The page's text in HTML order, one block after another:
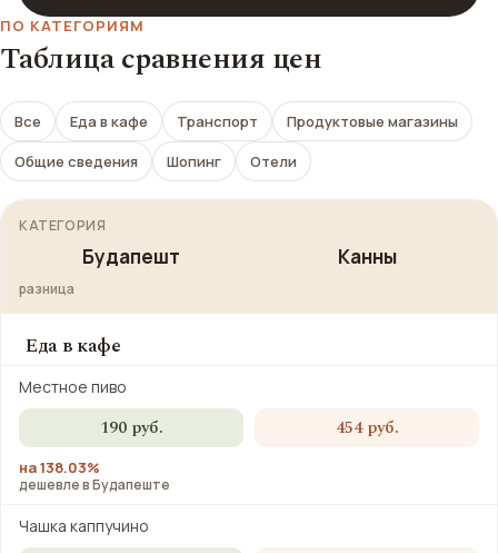
ПО КАТЕГОРИЯМ
Таблица сравнения цен
Все Еда в кафе Транспорт
Продуктовые магазины
Общие сведения
Шопинг Отели
КАТЕГОРИЯ
Будапешт Канны
разница
Еда в кафе
Местное пиво
190 руб. 454 руб.
на 138.03%
дешевле в Будапеште
Чашка каппучино